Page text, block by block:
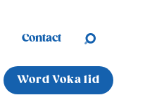
Contact
Word Voka lid